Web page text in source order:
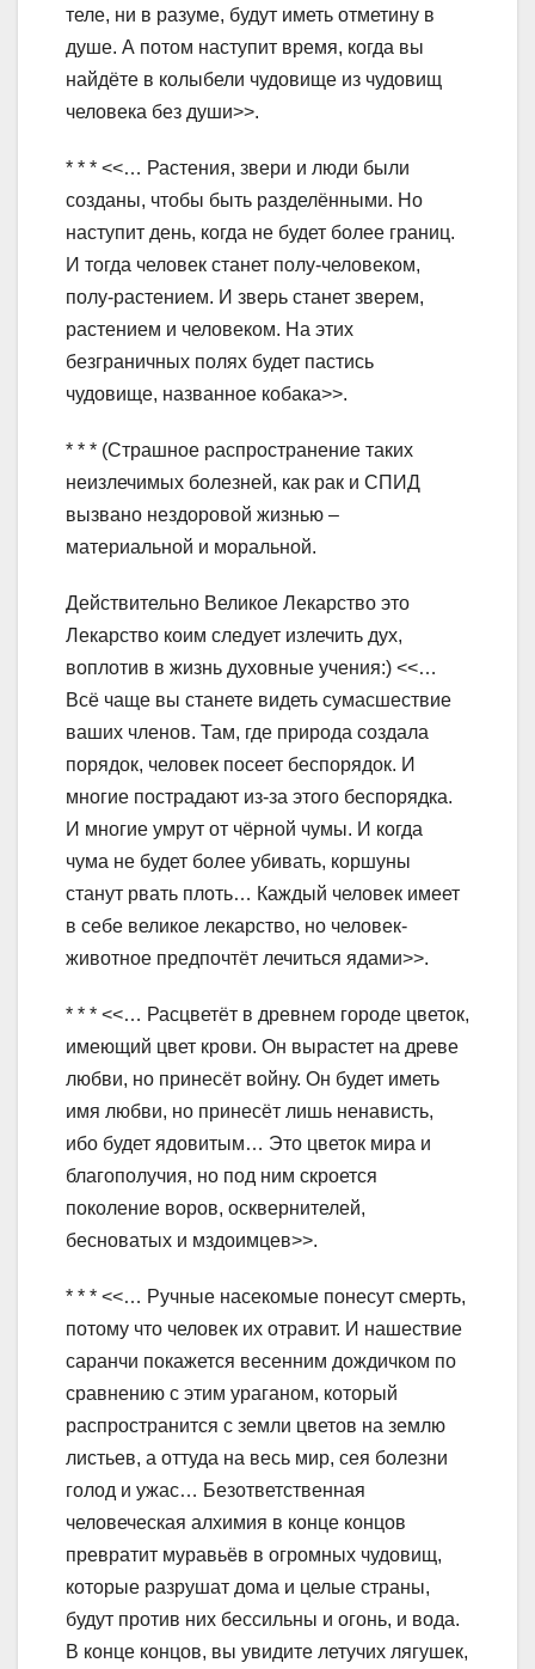
теле, ни в разуме, будут иметь отметину в
душе. А потом наступит время, когда вы
найдёте в колыбели чудовище из чудовищ
человека без души>>.
* * * <<… Растения, звери и люди были
созданы, чтобы быть разделёнными. Но
наступит день, когда не будет более границ.
И тогда человек станет полу-человеком,
полу-растением. И зверь станет зверем,
растением и человеком. На этих
безграничных полях будет пастись
чудовище, названное кобака>>.
* * * (Страшное распространение таких
неизлечимых болезней, как рак и СПИД
вызвано нездоровой жизнью –
материальной и моральной.
Действительно Великое Лекарство это
Лекарство коим следует излечить дух,
воплотив в жизнь духовные учения:) <<…
Всё чаще вы станете видеть сумасшествие
ваших членов. Там, где природа создала
порядок, человек посеет беспорядок. И
многие пострадают из-за этого беспорядка.
И многие умрут от чёрной чумы. И когда
чума не будет более убивать, коршуны
станут рвать плоть… Каждый человек имеет
в себе великое лекарство, но человек-
животное предпочтёт лечиться ядами>>.
* * * <<… Расцветёт в древнем городе цветок,
имеющий цвет крови. Он вырастет на древе
любви, но принесёт войну. Он будет иметь
имя любви, но принесёт лишь ненависть,
ибо будет ядовитым… Это цветок мира и
благополучия, но под ним скроется
поколение воров, осквернителей,
бесноватых и мздоимцев>>.
* * * <<… Ручные насекомые понесут смерть,
потому что человек их отравит. И нашествие
саранчи покажется весенним дождичком по
сравнению с этим ураганом, который
распространится с земли цветов на землю
листьев, а оттуда на весь мир, сея болезни
голод и ужас… Безответственная
человеческая алхимия в конце концов
превратит муравьёв в огромных чудовищ,
которые разрушат дома и целые страны,
будут против них бессильны и огонь, и вода.
В конце концов, вы увидите летучих лягушек,